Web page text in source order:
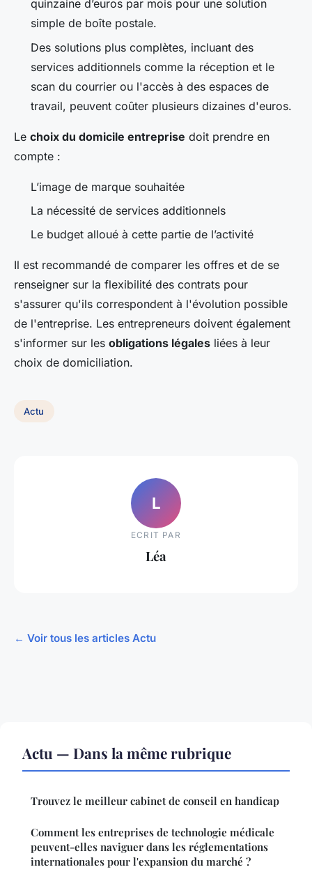
quinzaine d’euros par mois pour une solution
simple de boîte postale.
Des solutions plus complètes, incluant des
services additionnels comme la réception et le
scan du courrier ou l'accès à des espaces de
travail, peuvent coûter plusieurs dizaines d'euros.
Le choix du domicile entreprise doit prendre en
compte :
L’image de marque souhaitée
La nécessité de services additionnels
Le budget alloué à cette partie de l’activité
Il est recommandé de comparer les offres et de se
renseigner sur la flexibilité des contrats pour
s'assurer qu'ils correspondent à l'évolution possible
de l'entreprise. Les entrepreneurs doivent également
s'informer sur les obligations légales liées à leur
choix de domiciliation.
Actu
L
ECRIT PAR
Léa
← Voir tous les articles Actu
Actu — Dans la même rubrique
Trouvez le meilleur cabinet de conseil en handicap
Comment les entreprises de technologie médicale
peuvent-elles naviguer dans les réglementations
internationales pour l'expansion du marché ?